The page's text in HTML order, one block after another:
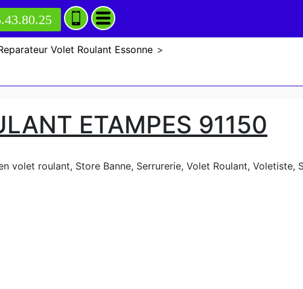
Volet Roulant Essonne >
ETAMPES 91150
volet roulant, Store Banne, Serrurerie, Volet Roulant, Voletiste,